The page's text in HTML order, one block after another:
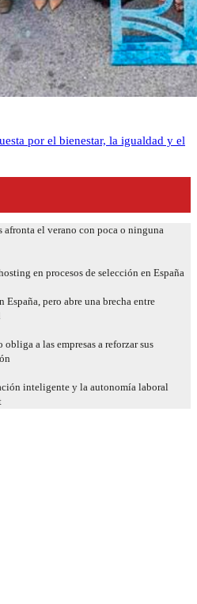
por el bienestar, la igualdad y el
el verano con poca o ninguna
en procesos de selección en España
pero abre una brecha entre
a las empresas a reforzar sus
inteligente y la autonomía laboral